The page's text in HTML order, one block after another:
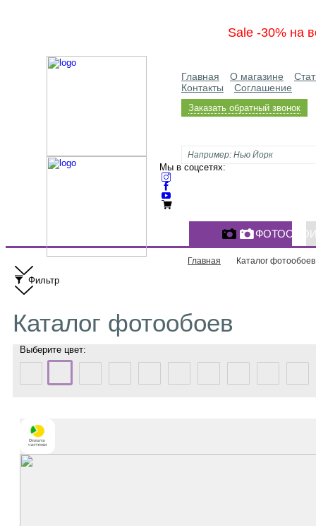
Sale -30% на
Главная О магазине
Контакты
Соглашение
Заказать обратный звонок
Мы в соцсетях:
Главная Каталог фотообоев
Фильтр
Каталог фотообоев
Выберите цвет: